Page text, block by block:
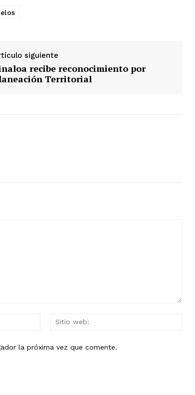
siguiente
recibe reconocimiento por
Territorial
Correo
la próxima vez que comente.